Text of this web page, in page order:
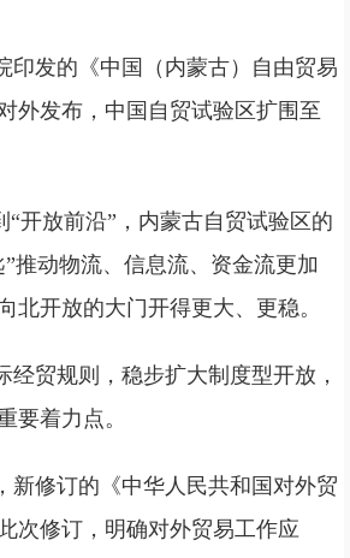
印发的《中国（内蒙古）自由贸易
外发布，中国自贸试验区扩围至
“开放前沿”，内蒙古自贸试验区的
推动物流、信息流、资金流更加
北开放的大门开得更大、更稳。
经贸规则，稳步扩大制度型开放，
要着力点。
新修订的《中华人民共和国对外贸
次修订，明确对外贸易工作应